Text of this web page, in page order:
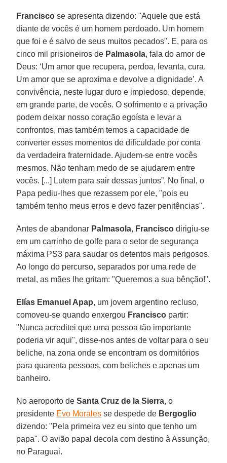
Francisco se apresenta dizendo: "Aquele que está
diante de vocês é um homem perdoado. Um homem
que foi e é salvo de seus muitos pecados". E, para os
cinco mil prisioneiros de Palmasola, fala do amor de
Deus: ‘Um amor que recupera, perdoa, levanta, cura.
Um amor que se aproxima e devolve a dignidade’. A
convivência, neste lugar duro e impiedoso, depende,
em grande parte, de vocês. O sofrimento e a privação
podem deixar nosso coração egoísta e levar a
confrontos, mas também temos a capacidade de
converter esses momentos de dificuldade por conta
da verdadeira fraternidade. Ajudem-se entre vocês
mesmos. Não tenham medo de se ajudarem entre
vocês. [...] Lutem para sair dessas juntos”. No final, o
Papa pediu-lhes que rezassem por ele, "pois eu
também tenho meus erros e devo fazer penitências".
Antes de abandonar Palmasola, Francisco dirigiu-se
em um carrinho de golfe para o setor de segurança
máxima PS3 para saudar os detentos mais perigosos.
Ao longo do percurso, separados por uma rede de
metal, as mães lhe gritam: "Queremos a sua bênção!".
Elías Emanuel Apap, um jovem argentino recluso,
comoveu-se quando enxergou Francisco partir:
"Nunca acreditei que uma pessoa tão importante
poderia vir aqui", disse-nos antes de voltar para o seu
beliche, na zona onde se encontram os dormitórios
para quarenta pessoas, com beliches e apenas um
banheiro.
No aeroporto de Santa Cruz de la Sierra, o
presidente Evo Morales se despede de Bergoglio
dizendo: "Pela primeira vez eu sinto que tenho um
papa". O avião papal decola com destino à Assunção,
no Paraguai.